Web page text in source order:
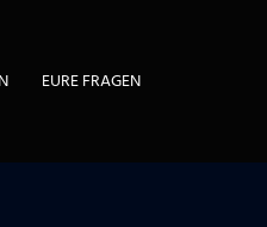
EURE FRAGEN